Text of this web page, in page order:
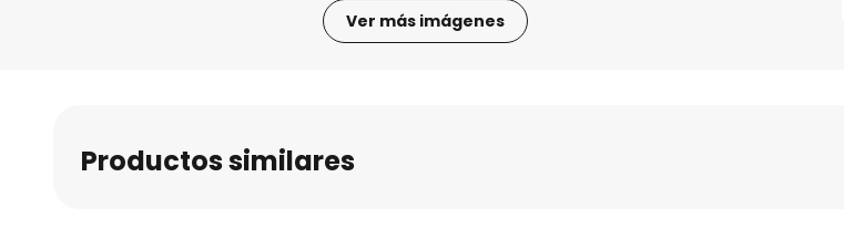
Ver más imágenes
Productos similares